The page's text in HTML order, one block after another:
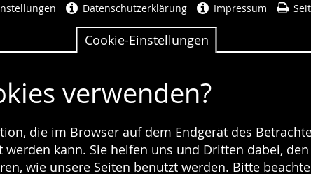
Cookie-Einstellungen
verwenden?
die im Browser auf dem Endgerät des
werden kann. Sie helfen uns und Dritten dabei,
wie unsere Seiten benutzt werden. Bitte
Datenschutzerklärung Impressum